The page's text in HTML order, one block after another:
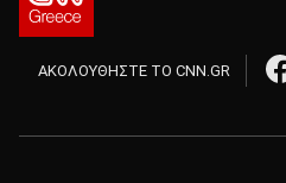
ΑΚΟΛΟΥΘΗΣΤΕ ΤΟ CNN.GR